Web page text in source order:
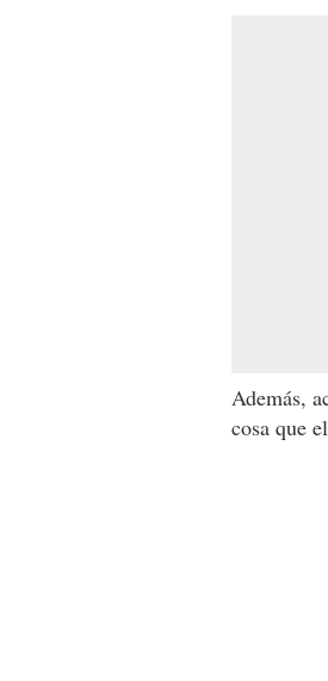
Además,
cosa que